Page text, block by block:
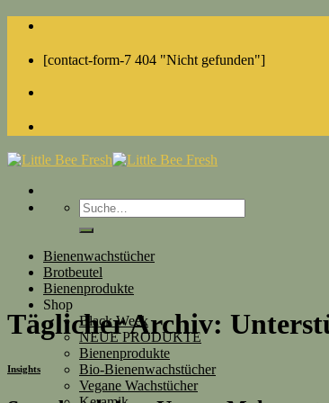
Skip
content[contact-form-7 404 "Nicht gefunden"]
Suche
nach:
Bienenwachstücher
Brotbeutel
Bienenprodukte
Shop
Black Week
NEUE PRODUKTE
Bienenprodukte
Bio-Bienenwachstücher
Vegane Wachstücher
Täglicher Archiv:
Insights